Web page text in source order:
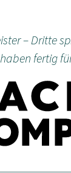
– Dritte
fertig